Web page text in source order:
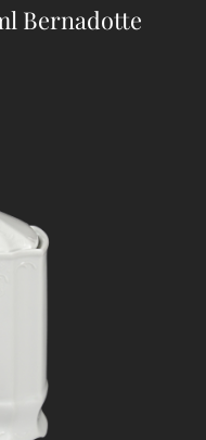
Bernadotte